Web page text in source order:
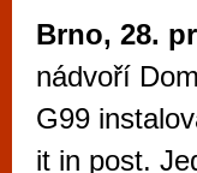
Brno, 28.
nádvoří
G99
it in post.
Mimo jiné je